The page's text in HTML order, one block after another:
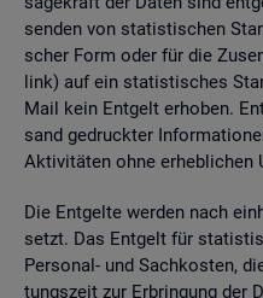
sen­den von sta­tis­ti­schen
scher Form oder für die
link) auf ein sta­tis­ti­sches
Mail kein Ent­gelt er­ho­ben.
sand ge­druck­ter
Ak­ti­vi­tä­ten ohne er­heb­li­chen
Die Ent­gel­te wer­den nach
setzt. Das Ent­gelt für
Per­so­nal- und Sach­kos­ten,
tungs­zeit zur Er­brin­gung der